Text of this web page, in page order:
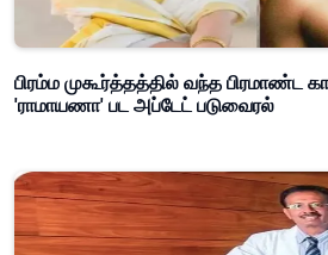
பிரம்ம முகூர்த்தத்தில் வந்த பிரமாண்ட
'ராமாயணா' பட அப்டேட் படுவைரல்